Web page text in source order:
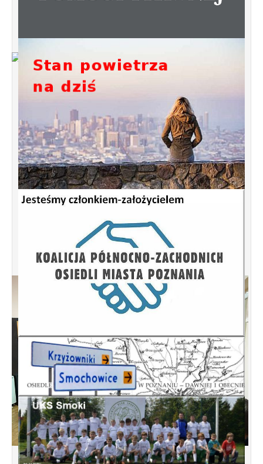
Od 1 stycznia 2023 roku zmiany w
funkcjonowaniu linii autobusowych
kursujących na Krzyżowniki-Smochowice
Spotkanie informacyjne w sprawie